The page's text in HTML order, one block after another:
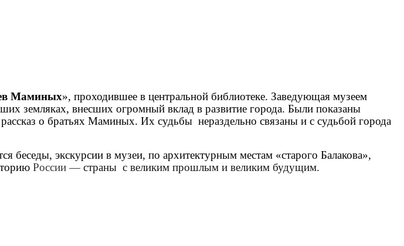
Маминых», проходившее в центральной библиотеке. Заведующая музеем
земляках, внесших огромный вклад в развитие города. Были показаны
о братьях Маминых. Их судьбы нераздельно связаны и с судьбой города
беседы, экскурсии в музеи, по архитектурным местам «старого Балакова»,
России — страны с великим прошлым и великим будущим.